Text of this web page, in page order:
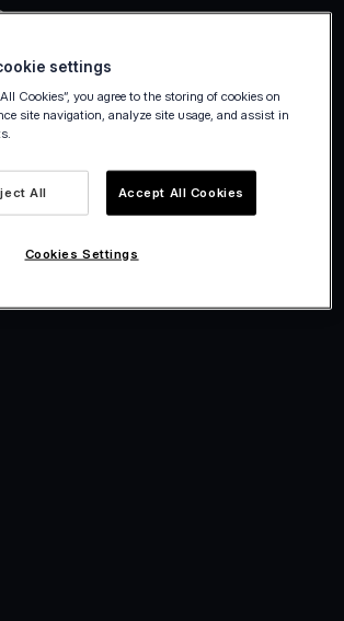
settings
Cookies”, you agree to the storing of cookies on
site navigation, analyze site usage, and assist in
All Accept All Cookies
Cookies Settings